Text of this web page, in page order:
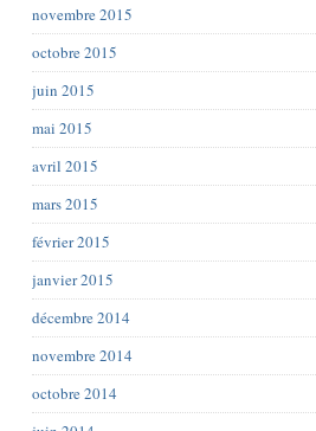
novembre 2015
octobre 2015
juin 2015
mai 2015
avril 2015
mars 2015
février 2015
janvier 2015
décembre 2014
novembre 2014
octobre 2014